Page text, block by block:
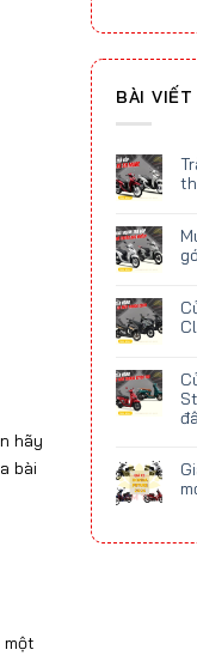
hãy
bài
một
BÀI VIẾT